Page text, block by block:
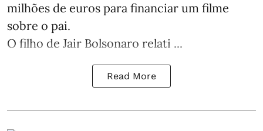
milhões de euros para financiar um filme
sobre o pai.
O filho de Jair Bolsonaro relati ...
Read More